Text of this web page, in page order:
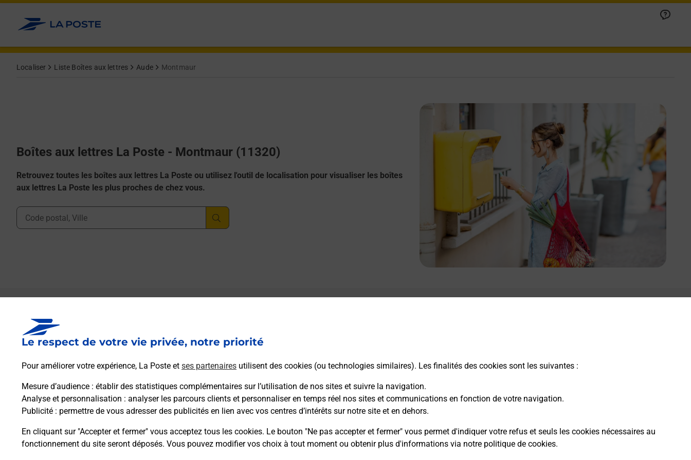
Le respect de votre vie privée, notre priorité
Pour améliorer votre expérience, La Poste et ses partenaires utilisent des cookies (ou technologies similaires). Les finalités des cookies sont les suivantes :
Mesure d’audience : établir des statistiques complémentaires sur l’utilisation de nos sites et suivre la navigation.
Analyse et personnalisation : analyser les parcours clients et personnaliser en temps réel nos sites et communications en fonction de votre navigation.
Publicité : permettre de vous adresser des publicités en lien avec vos centres d’intérêts sur notre site et en dehors.
En cliquant sur "Accepter et fermer" vous acceptez tous les cookies. Le bouton "Ne pas accepter et fermer" vous permet d'indiquer votre refus et seuls les cookies nécessaires au
fonctionnement du site seront déposés. Vous pouvez modifier vos choix à tout moment ou obtenir plus d'informations via notre politique de cookies.
Allez au contenu
Localiser Liste Boîtes aux lettres Aude Montmaur
Boîtes aux lettres La Poste - Montmaur (11320)
Retrouvez toutes les boîtes aux lettres La Poste ou utilisez l'outil de localisation pour visualiser les boîtes
aux lettres La Poste les plus proches de chez vous.
Ville, Département, Code Postal
Boîte aux Lettres La Poste
Prochaine collecte du courrier samedi à
11320 Montmaur
Itinéraire